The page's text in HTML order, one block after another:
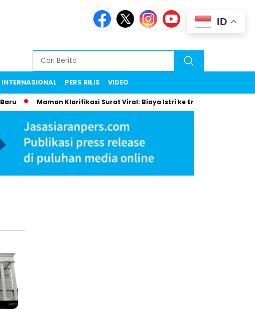
INTERNASIONAL PERS RILIS VIDEO
Maman Klarifikasi Surat Viral: Biaya Istri ke Eropa Uang Pribadi
ID